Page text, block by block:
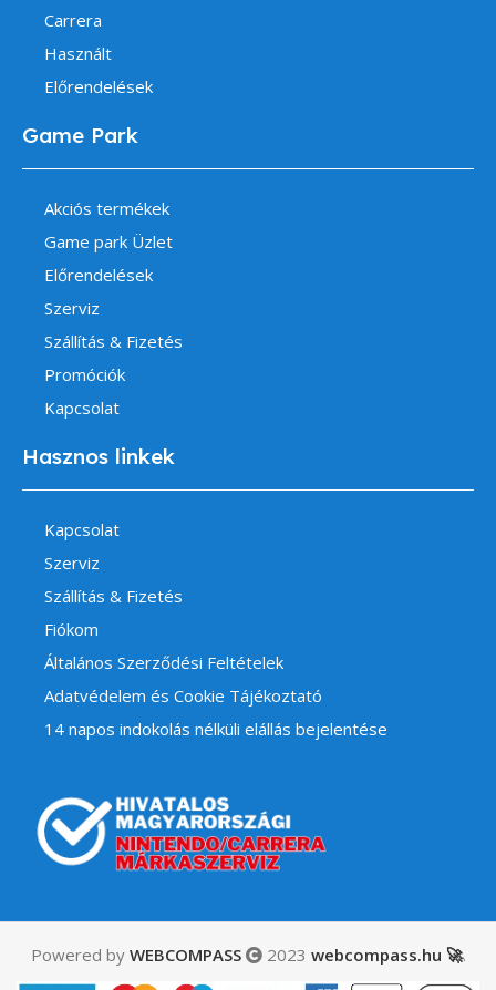
Carrera
Használt
Előrendelések
Game Park
Akciós termékek
Game park Üzlet
Előrendelések
Szerviz
Szállítás & Fizetés
Promóciók
Kapcsolat
Hasznos linkek
Kapcsolat
Szerviz
Szállítás & Fizetés
Fiókom
Általános Szerződési Feltételek
Adatvédelem és Cookie Tájékoztató
14 napos indokolás nélküli elállás bejelentése
Powered by WEBCOMPASS 2023 webcompass.hu 🚀.